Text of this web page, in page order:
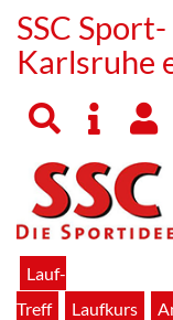
SSC
Karlsruhe
Lauf-
Treff
Laufkurs